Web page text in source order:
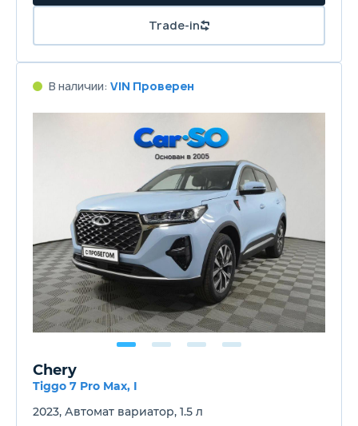
Trade-in
В наличии: VIN Проверен
Chery
Tiggo 7 Pro Max, I
2023, Автомат вариатор, 1.5 л